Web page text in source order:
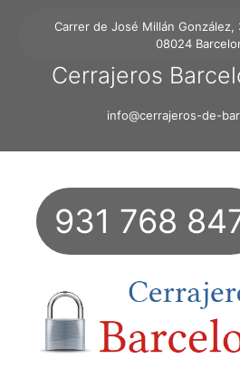
Carrer de José Millán
08024
Cerrajeros
info@cerrajeros-de-
931 768